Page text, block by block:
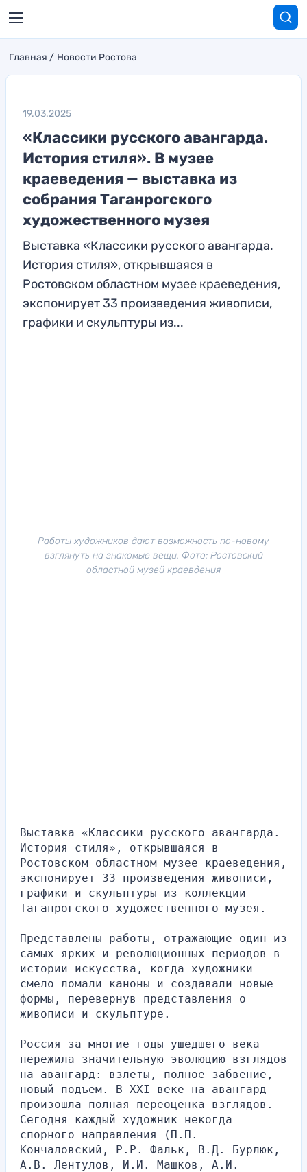
Главная Новости Ростова
19.03.2025
«Классики русского авангарда.
История стиля». В музее
краеведения — выставка из
собрания Таганрогского
художественного музея
Выставка «Классики русского авангарда.
История стиля», открывшаяся в
Ростовском областном музее краеведения,
экспонирует 33 произведения живописи,
графики и скульптуры из...
Работы художников дают возможность по-новому
взглянуть на знакомые вещи. Фото: Ростовский
областной музей краевдения
Выставка «Классики русского авангарда.
История стиля», открывшаяся в
Ростовском областном музее краеведения,
экспонирует 33 произведения живописи,
графики и скульптуры из коллекции
Таганрогского художественного музея.
Представлены работы, отражающие один из
самых ярких и революционных периодов в
истории искусства, когда художники
смело ломали каноны и создавали новые
формы, перевернув представления о
живописи и скульптуре.
Россия за многие годы ушедшего века
пережила значительную эволюцию взглядов
на авангард: взлеты, полное забвение,
новый подъем. В ХХI веке на авангард
произошла полная переоценка взглядов.
Сегодня каждый художник некогда
спорного направления (П.П.
Кончаловский, Р.Р. Фальк, В.Д. Бурлюк,
А.В. Лентулов, И.И. Машков, А.И.